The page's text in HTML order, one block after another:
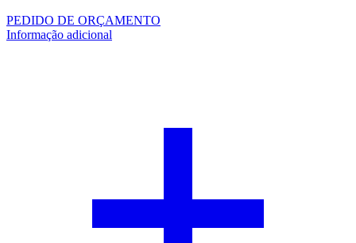
PEDIDO DE ORÇAMENTO
Informação adicional